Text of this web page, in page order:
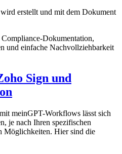
erstellt und mit dem Dokument
Dokumentation,
und einfache Nachvollziehbarkeit
Sign und
meinGPT-Workflows lässt sich
je nach Ihren spezifischen
Möglichkeiten. Hier sind die